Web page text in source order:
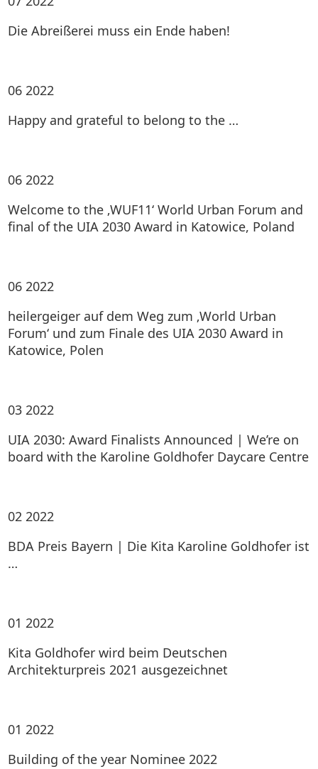
Die Abreißerei muss ein Ende haben!
06 2022
Happy and grateful to belong to the …
06 2022
Welcome to the ‚WUF11‘ World Urban Forum and
final of the UIA 2030 Award in Katowice, Poland
06 2022
heilergeiger auf dem Weg zum ‚World Urban
Forum‘ und zum Finale des UIA 2030 Award in
Katowice, Polen
03 2022
UIA 2030: Award Finalists Announced | We’re on
board with the Karoline Goldhofer Daycare Centre
02 2022
BDA Preis Bayern | Die Kita Karoline Goldhofer ist
…
01 2022
Kita Goldhofer wird beim Deutschen
Architekturpreis 2021 ausgezeichnet
01 2022
Building of the year Nominee 2022